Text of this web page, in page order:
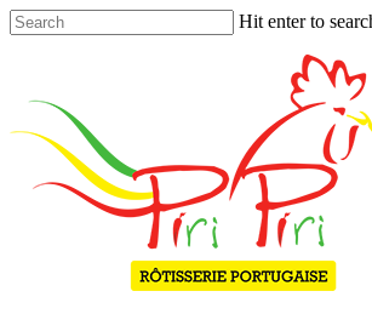
Skip
to
Hit enter to